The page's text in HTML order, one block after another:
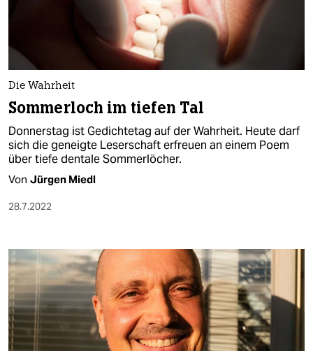
Die Wahrheit
Sommerloch im tiefen Tal
Donnerstag ist Gedichtetag auf der Wahrheit. Heute darf
sich die geneigte Leserschaft erfreuen an einem Poem
über tiefe dentale Sommerlöcher.
Von Jürgen Miedl
28.7.2022